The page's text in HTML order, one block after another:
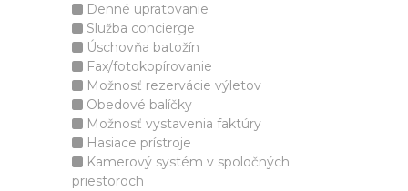
Denné upratovanie
Služba concierge
Úschovňa batožín
Fax/fotokopírovanie
Možnosť rezervácie výletov
Obedové balíčky
Možnosť vystavenia faktúry
Hasiace prístroje
Kamerový systém v spoločných
priestoroch